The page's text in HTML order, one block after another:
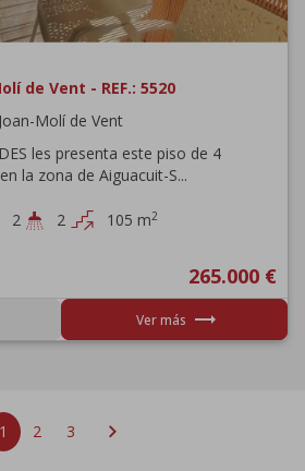
de Vent - REF.: 5520
Molí de Vent
les presenta este piso de 4
la zona de Aiguacuit-S...
2 2 105 m2
265.000 €
Ver más trending_flat
1 2 3 chevron_right